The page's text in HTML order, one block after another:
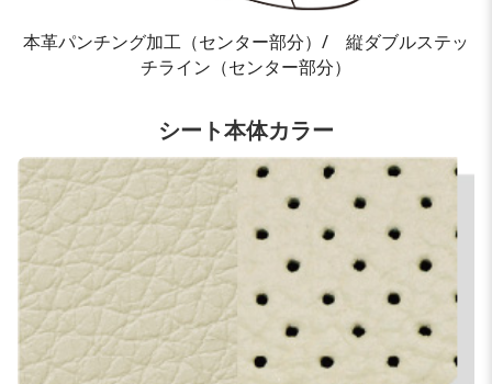
本革パンチング加工（センター部分）/ 縦ダブルステッ
チライン（センター部分）
シート本体カラー